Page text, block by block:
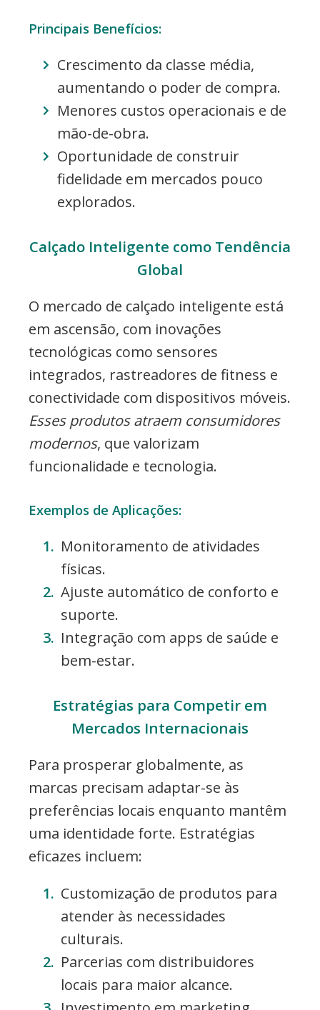
Principais Benefícios:
Crescimento da classe média,
aumentando o poder de compra.
Menores custos operacionais e de
mão-de-obra.
Oportunidade de construir
fidelidade em mercados pouco
explorados.
Calçado Inteligente como Tendência
Global
O mercado de calçado inteligente está
em ascensão, com inovações
tecnológicas como sensores
integrados, rastreadores de fitness e
conectividade com dispositivos móveis.
Esses produtos atraem consumidores
modernos, que valorizam
funcionalidade e tecnologia.
Exemplos de Aplicações:
Monitoramento de atividades
físicas.
Ajuste automático de conforto e
suporte.
Integração com apps de saúde e
bem-estar.
Estratégias para Competir em
Mercados Internacionais
Para prosperar globalmente, as
marcas precisam adaptar-se às
preferências locais enquanto mantêm
uma identidade forte. Estratégias
eficazes incluem:
Customização de produtos para
atender às necessidades
culturais.
Parcerias com distribuidores
locais para maior alcance.